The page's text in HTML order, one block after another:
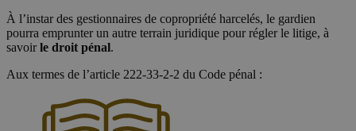
À l’instar des gestionnaires de copropriété harcelés, le gardien
pourra emprunter un autre terrain juridique pour régler le litige, à
savoirle droit pénal.
Aux termes de l’article 222-33-2-2 du Code pénal :